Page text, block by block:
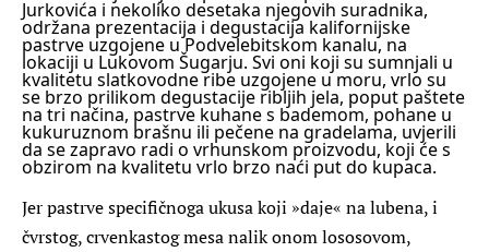
Jurkovića i nekoliko desetaka njegovih suradnika,
održana prezentacija i degustacija kalifornijske
pastrve uzgojene u Podvelebitskom kanalu, na
lokaciji u Lukovom Šugarju. Svi oni koji su sumnjali u
kvalitetu slatkovodne ribe uzgojene u moru, vrlo su
se brzo prilikom degustacije ribljih jela, poput paštete
na tri načina, pastrve kuhane s bademom, pohane u
kukuruznom brašnu ili pečene na gradelama, uvjerili
da se zapravo radi o vrhunskom proizvodu, koji će s
obzirom na kvalitetu vrlo brzo naći put do kupaca.
Jer pastrve specifičnoga ukusa koji »daje« na lubena, i
čvrstog, crvenkastog mesa nalik onom lososovom,